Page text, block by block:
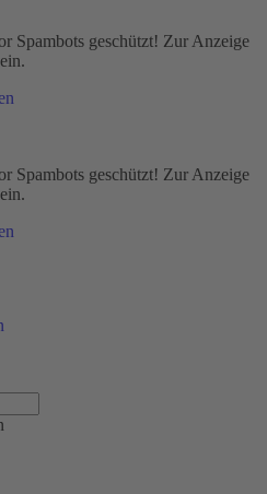
Spambots geschützt! Zur Anzeige
Spambots geschützt! Zur Anzeige